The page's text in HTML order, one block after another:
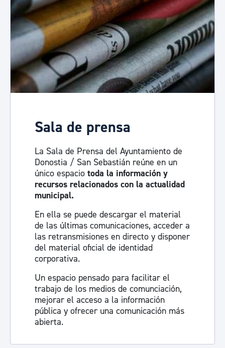
Sala de prensa
La Sala de Prensa del Ayuntamiento de
Donostia / San Sebastián reúne en un
único espacio toda la información y
recursos relacionados con la actualidad
municipal.
En ella se puede descargar el material
de las últimas comunicaciones, acceder a
las retransmisiones en directo y disponer
del material oficial de identidad
corporativa.
Un espacio pensado para facilitar el
trabajo de los medios de comunciación,
mejorar el acceso a la información
pública y ofrecer una comunicación más
abierta.